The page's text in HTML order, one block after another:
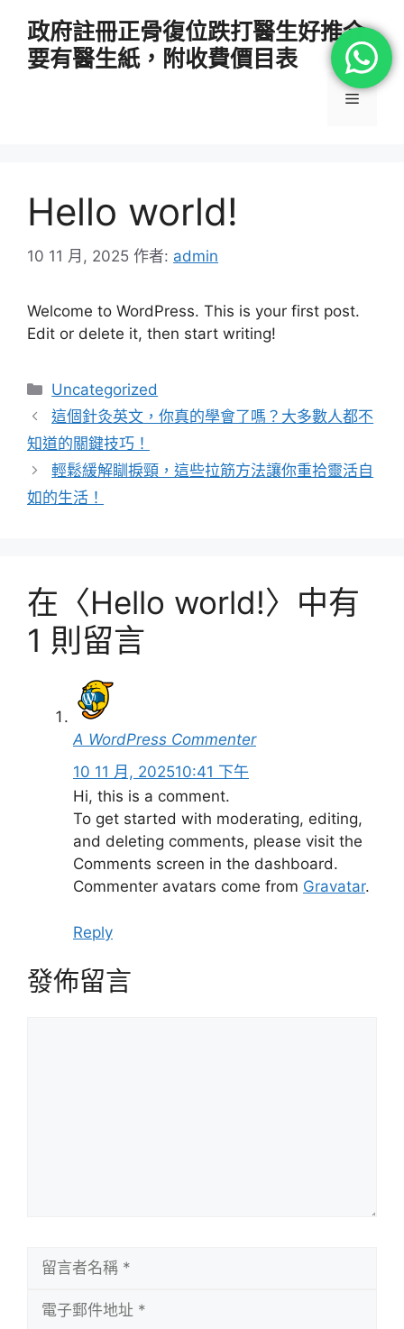
政府註冊正骨復位跌打醫生好推介
要有醫生紙，附收費價目表
選
Hello world!
10 11 月, 2025 作者: admin
Welcome to WordPress. This is your first post.
Edit or delete it, then start writing!
分
類
Uncategorized
這個針灸英文，你真的學會了嗎？大多數人都不
知道的關鍵技巧！
輕鬆緩解瞓捩頸，這些拉筋方法讓你重拾靈活自
如的生活！
在〈Hello world!〉中有
1 則留言
A WordPress Commenter
10 11 月, 202510:41 下午
Hi, this is a comment.
To get started with moderating, editing,
and deleting comments, please visit the
Comments screen in the dashboard.
Commenter avatars come from Gravatar.
Reply
發佈留言